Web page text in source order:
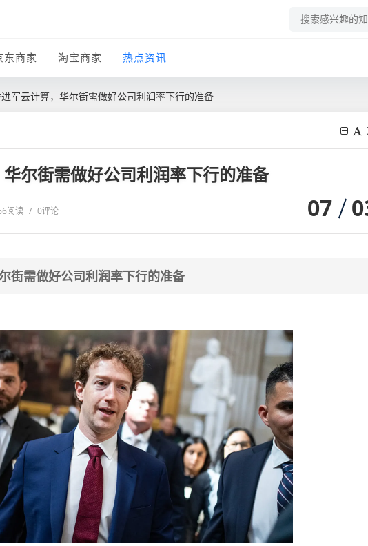
东商家 淘宝商家 热点资讯
军云计算，华尔街需做好公司利润率下行的准备
尔街需做好公司利润率下行的准备
阅读 / 0评论 07
街需做好公司利润率下行的准备